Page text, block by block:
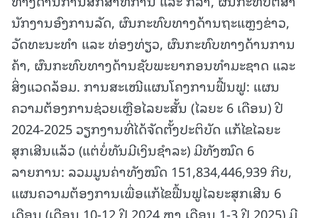
ນັກງານອົງການລັດ, ຜົນກະທົບທາງດ້ານຖະແຫຼງຂ່າວ,
ວັດທະນະທຳ ແລະ ທ່ອງທ່ຽວ, ຜົນກະທົບທາງດ້ານການ
ຄ້າ, ຜົນກະທົບທາງດ້ານຊັບພະຍາກອນທຳມະຊາດ ແລະ
ສິ່ງແວດລ້ອມ. ການສະເໜີແຜນໂຄງການຟື້ນຟູ: ແຜນ
ຄວາມຕ້ອງການຊ່ວຍເຫຼືອໄລຍະສັ້ນ (ໄລຍະ 6 ເດືອນ) ປີ
2024-2025 ວຽກງານທີ່ໄດ້ຈັດຕັ້ງປະຕິບັດ ແກ້ໄຂໄລຍະ
ສຸກເສີນແລ້ວ (ແຕ່ບໍ່ທັນມີເງິນຊໍາລະ) ມີທັງໝົດ 6
ລາຍການ: ລວມມູນຄ່າທັງໝົດ 151,834,446,939 ກີບ,
ແຜນຄວາມຕ້ອງການເພື່ອແກ້ໄຂຟື້ນຟູໄລຍະສຸກເສີນ 6
ເດືອນ (ເດືອນ 10-12 ປີ 2024 ຫາ ເດືອນ 1-3 ປີ 2025) ມີ